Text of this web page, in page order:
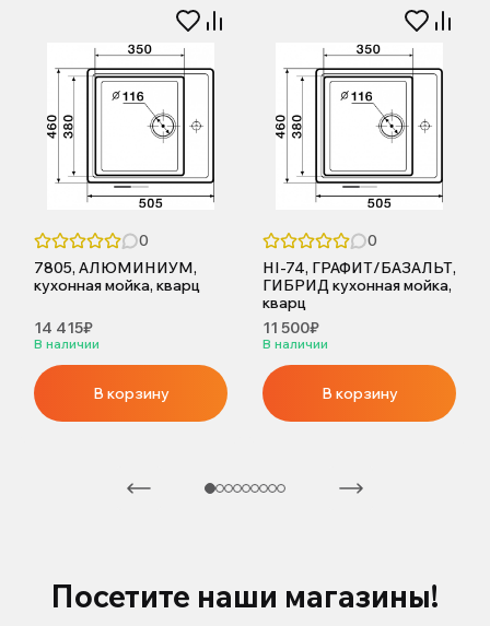
0
7805, АЛЮМИНИУМ,
кухонная мойка, кварц
14 415₽
В наличии
В корзину
0
HI-74, ГРАФИТ/БАЗАЛЬТ,
ГИБРИД кухонная мойка,
кварц
11 500₽
В наличии
В корзину
Посетите наши магазины!